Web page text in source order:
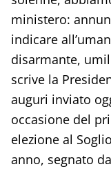
ministero:
indicare
disarmante,
scrive la
auguri inviato
occasione del
elezione al
anno, segnato